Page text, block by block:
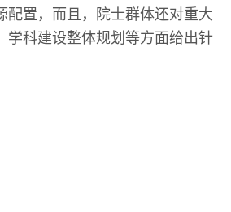
配置，而且，院士群体还对重大
学科建设整体规划等方面给出针